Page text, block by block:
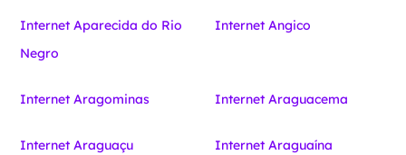
Internet Aparecida do Rio
Negro
Internet Angico
Internet Aragominas Internet Araguacema
Internet Araguaçu Internet Araguaína